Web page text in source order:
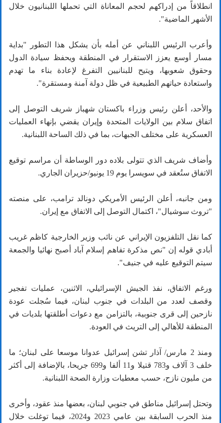
انطلاقاً من إدراكهم لحجم المعاناة التي تحملها اللبنانيون خلال
الأشهر الماضية".
وأعرب الرئيس اللبناني عن أمله بأن يشكل هذا التطور "بداية
مسار أوسع يعزز الاستقرار في المنطقة ويحفظ سيادة الدول
وحقوق شعوبها، ويتيح للبنانيين التفرغ لإعادة بناء ما تهدم
واستعادة حياتهم الطبيعية في ظل دولة آمنة ومستقرة".
والأحد، أعلن رئيس وزراء باكستان شهباز شريف التوصل إلى
اتفاق سلام بين الولايات المتحدة وإيران يقضي بإنهاء العمليات
العسكرية على مختلف الجبهات، بما في ذلك الساحة اللبنانية.
وأضاف شريف الذي تتولى بلاده دور الوساطة أن مراسم توقيع
الاتفاق ستُعقد في سويسرا يوم 19 يونيو/حزيران الجاري.
ومن جانبه، أعلن الرئيس الأمريكي دونالد ترامب، على منصته
"تروث سوشيال"، اكتمال التوصل إلى الاتفاق مع إيران.
كما نقل التلفزيون الإيراني عن نائب وزير الخارجية كاظم غريب
أبادي قوله إن "نص مذكرة تفاهم إسلام آباد أصبح نهائيا والجمعة
سيتم التوقيع عليه في جنيف".
ورغم الاتفاق، نفذ الجيش الإسرائيلي، الاثنين، عمليات تفجير
وقصف لعدد من البلدات في جنوب لبنان، فيما سُجلت عودة
نازحين إلى قرى جنوبية، بالتزامن مع دعوات أطلقتها بلديات في
المنطقة للأهالي إلى التريث في العودة.
ومنذ 2 مارس/ آذار تشن إسرائيل عدوانا موسعا على لبنان؛ ما
خلف 3 آلاف و783 قتيلا و11 ألفا و699 جريحا، بالإضافة إلى أكثر
من مليون نازح، حسب معطيات وزارة الصحة اللبنانية.
وتحتل إسرائيل مناطق في جنوبي لبنان، بعضها منذ عقود، وأخرى
منذ الحرب السابقة بين عامي 2023 و2024، فيما توغلت خلال